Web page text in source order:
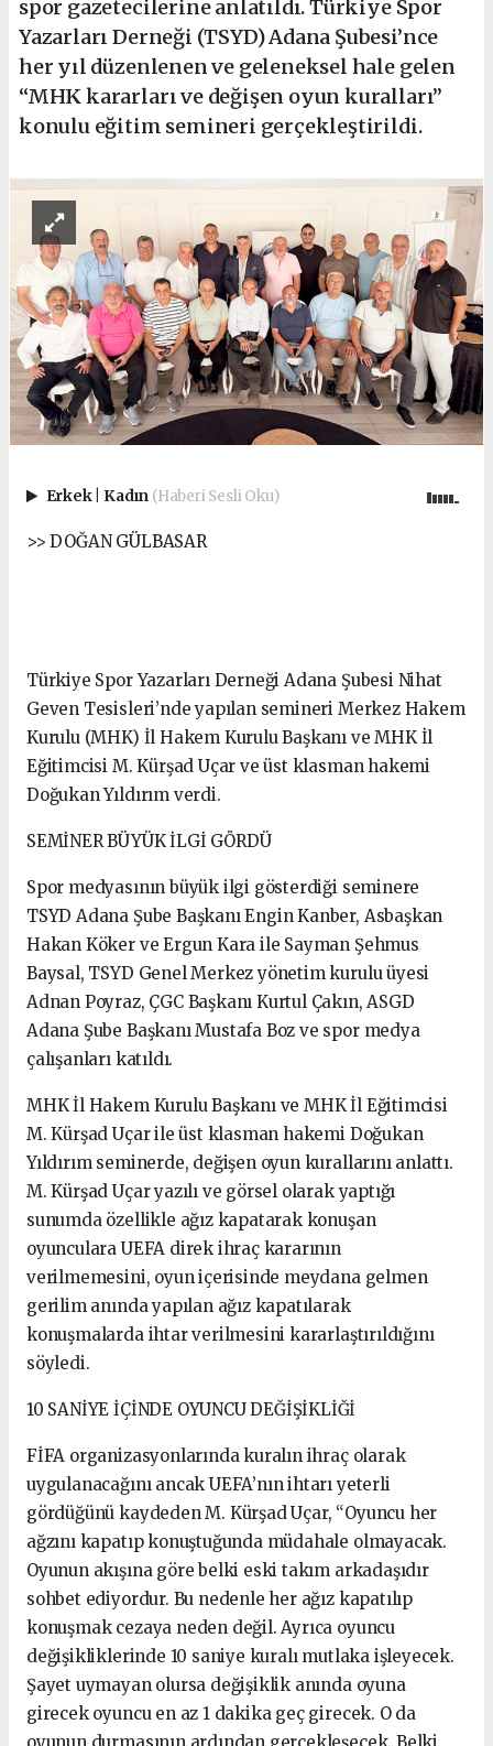
spor gazetecilerine anlatıldı. Türkiye Spor
Yazarları Derneği (TSYD) Adana Şubesi’nce
her yıl düzenlenen ve geleneksel hale gelen
“MHK kararları ve değişen oyun kuralları”
konulu eğitim semineri gerçekleştirildi.
Erkek Kadın (Haberi Sesli Oku)
>> DOĞAN GÜLBASAR
Türkiye Spor Yazarları Derneği Adana Şubesi Nihat
Geven Tesisleri’nde yapılan semineri Merkez Hakem
Kurulu (MHK) İl Hakem Kurulu Başkanı ve MHK İl
Eğitimcisi M. Kürşad Uçar ve üst klasman hakemi
Doğukan Yıldırım verdi.
SEMİNER BÜYÜK İLGİ GÖRDÜ
Spor medyasının büyük ilgi gösterdiği seminere
TSYD Adana Şube Başkanı Engin Kanber, Asbaşkan
Hakan Köker ve Ergun Kara ile Sayman Şehmus
Baysal, TSYD Genel Merkez yönetim kurulu üyesi
Adnan Poyraz, ÇGC Başkanı Kurtul Çakın, ASGD
Adana Şube Başkanı Mustafa Boz ve spor medya
çalışanları katıldı.
MHK İl Hakem Kurulu Başkanı ve MHK İl Eğitimcisi
M. Kürşad Uçar ile üst klasman hakemi Doğukan
Yıldırım seminerde, değişen oyun kurallarını anlattı.
M. Kürşad Uçar yazılı ve görsel olarak yaptığı
sunumda özellikle ağız kapatarak konuşan
oyunculara UEFA direk ihraç kararının
verilmemesini, oyun içerisinde meydana gelmen
gerilim anında yapılan ağız kapatılarak
konuşmalarda ihtar verilmesini kararlaştırıldığını
söyledi.
10 SANİYE İÇİNDE OYUNCU DEĞİŞİKLİĞİ
FİFA organizasyonlarında kuralın ihraç olarak
uygulanacağını ancak UEFA’nın ihtarı yeterli
gördüğünü kaydeden M. Kürşad Uçar, “Oyuncu her
ağzını kapatıp konuştuğunda müdahale olmayacak.
Oyunun akışına göre belki eski takım arkadaşıdır
sohbet ediyordur. Bu nedenle her ağız kapatılıp
konuşmak cezaya neden değil. Ayrıca oyuncu
değişikliklerinde 10 saniye kuralı mutlaka işleyecek.
Şayet uymayan olursa değişiklik anında oyuna
girecek oyuncu en az 1 dakika geç girecek. O da